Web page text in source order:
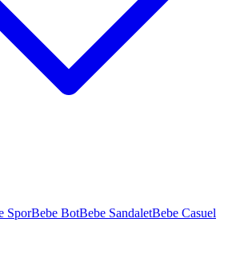
SporBebe BotBebe SandaletBebe Casuel